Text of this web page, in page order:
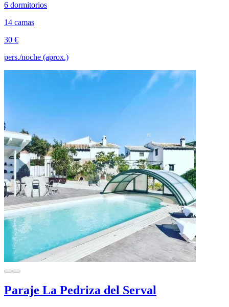
6 dormitorios
14 camas
30 €
pers./noche (aprox.)
Paraje La Pedriza del Serval